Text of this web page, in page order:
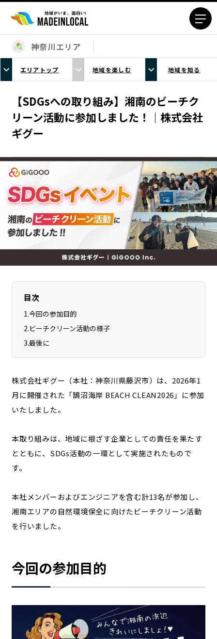
エリアから探す
北海道エリア
青森エリア
岩手エリア
宮城エリア
秋田エリア
山形エリア
福島エリア
茨城エリア
栃木エリア
埼玉エリア
千葉エリア
東京23区エリア
多摩エリア
神奈川エリア
新潟エリア
富山エリア
石川エリア
福井エリア
山梨エリア
長野エリア
岐阜エリア
愛知エリア
滋賀エリア
河内エリア
奈良エリア
鳥取エリア
香川エリア
愛媛エリア
高知エリア
福岡エリア
佐賀エリア
宮崎エリア
鹿児島エリア
沖縄エリア
カテゴリから探す
特集コンテンツ
地域を代表する 企業100選
プレスリリース
Localist
イベント
地域豆知識
ニッポンの百選大全集
Sporkle
神奈川エリア
エリアトップ 地域を楽しむ 地域を知る
【SDGsへの取り組み】湘南のビーチク
リーン活動に参加しました！｜株式会社
ギグー
目次
1.今回の参加目的
2.ビーチクリーン活動の様子
3.最後に
株式会社ギグー（本社：神奈川県藤沢市）は、2026年1
月に開催された「鵠沼海岸 BEACH CLEAN2026」に参加
いたしました。
本取り組みは、地域に根ざす企業としての責任を果たす
とともに、SDGs活動の一環として実施されたもので
す。
本社メンバーおよびエンジニアを含む計13名が参加し、
湘南エリアの自然環境保全に向けたビーチクリーン活動
を行いました。
今回の参加目的